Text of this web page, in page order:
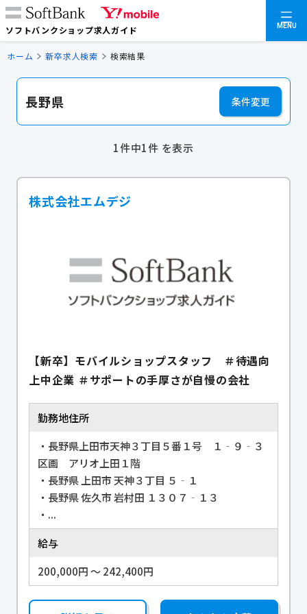
ソフトバンクショップ求人ガイド MENU
ホーム 新卒求人検索 検索結果
長野県 条件変更
1件中1件 を表示
株式会社エムデジ
【新卒】モバイルショップスタッフ ＃待遇向
上中企業 ＃サポートの手厚さが自慢の会社
勤務地住所
・長野県上田市天神３丁目５番１号 １‐９‐３
区画 アリオ上田１階
・長野県 上田市 天神３丁目 ５‐１
・長野県 佐久市 岩村田 １３０７‐１３
・...
給与
200,000円 〜 242,400円